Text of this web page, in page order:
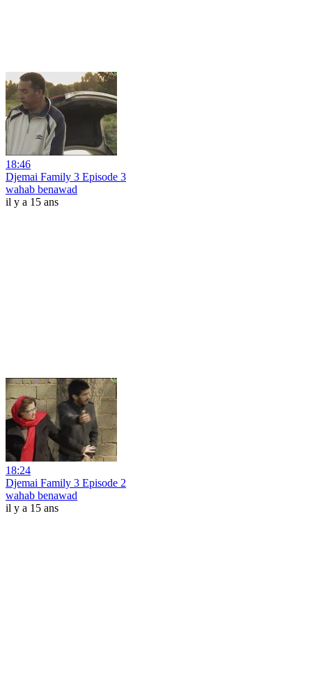
18:46
Djemai Family 3 Episode 3
wahab benawad
il y a 15 ans
18:24
Djemai Family 3 Episode 2
wahab benawad
il y a 15 ans